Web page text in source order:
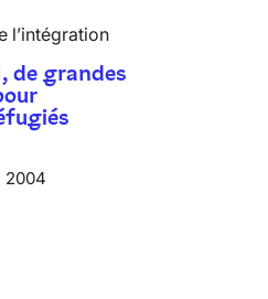
l’intégration
de grandes
2004